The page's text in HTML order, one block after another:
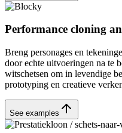
Performance cloning
Breng personages en
door echte uitvoeringen na te
witschetsen om in levendige
prototyping en creatieve
See examples